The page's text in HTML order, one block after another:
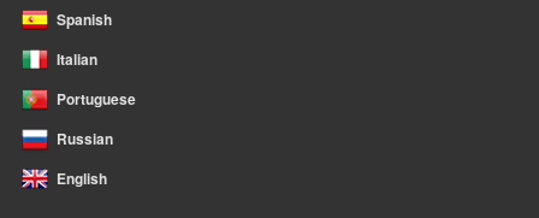
Spanish
Italian
Portuguese
Russian
English